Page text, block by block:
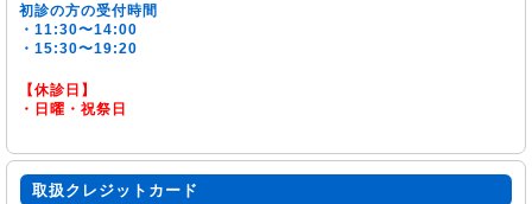
初診の方の受付時間
・11:30〜14:00
・15:30〜19:20
【休診日】
・日曜・祝祭日
取扱クレジットカード